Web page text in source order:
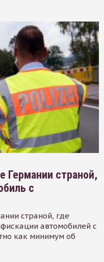
Германии страной,
с
страной, где
автомобилей с
как минимум об